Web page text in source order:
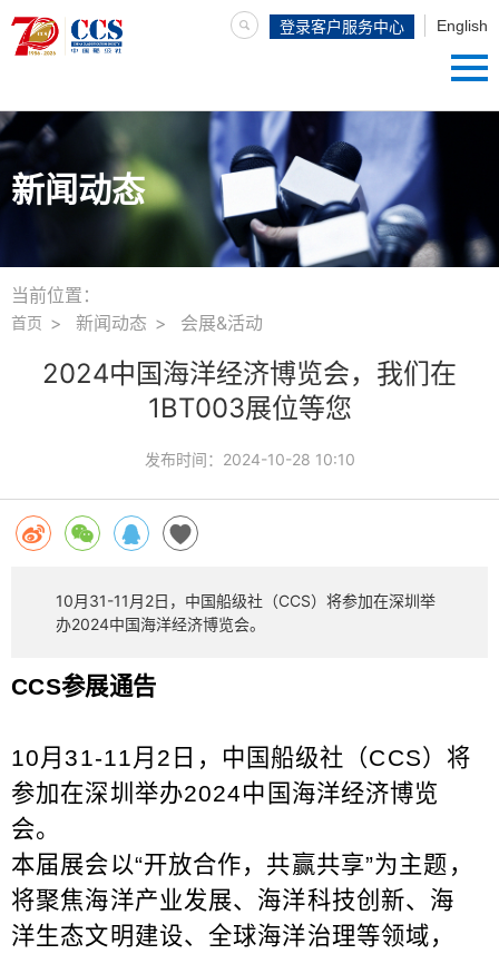
English
登录客户服务中心
新闻动态
当前位置：
首页 新闻动态 会展&活动
2024中国海洋经济博览会，我们在
1BT003展位等您
发布时间： 2024-10-28 10:10
10月31-11月2日，中国船级社（CCS）将参加在深圳举
办2024中国海洋经济博览会。
CCS参展通告
10月31-11月 2 日，中国船级社（CCS）将
参加在深圳举办2024中国海洋经济博览
会。
本届展会以“开放合作，共赢共享”为主题，
将聚焦海洋产业发展、海洋科技创新、海
洋生态文明建设、全球海洋治理等领域，